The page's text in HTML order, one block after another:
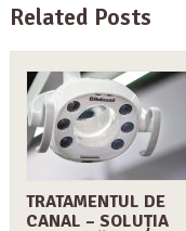
Related Posts
TRATAMENTUL DE
CANAL – SOLUȚIA